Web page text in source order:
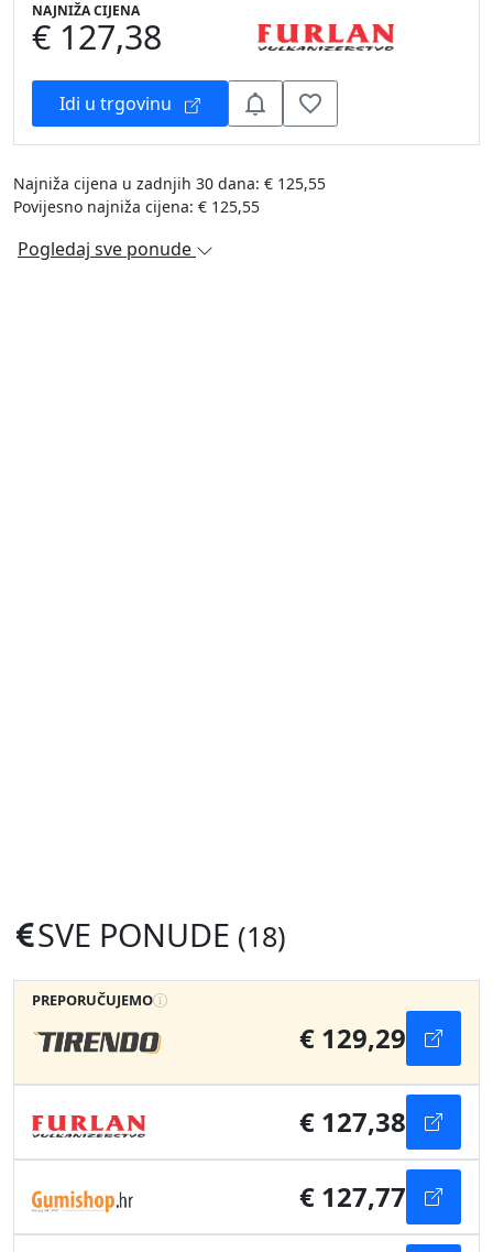
NAJNIŽA CIJENA
€ 127,38
Idi u trgovinu
Najniža cijena u zadnjih 30 dana: € 125,55
Povijesno najniža cijena: € 125,55
Pogledaj sve ponude
SVE PONUDE (18)
PREPORUČUJEMO
€ 129,29
€ 127,38
€ 127,77